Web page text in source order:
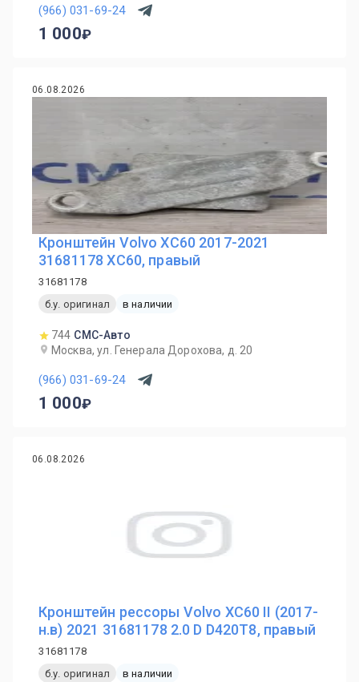
(966) 031-69-24
1 000
06.08.2026
Кронштейн Volvo XC60 2017-2021
31681178 ХС60, правый
31681178
б.у. оригинал
в наличии
744 СМС-Авто
Москва, ул. Генерала Дорохова, д. 20
(966) 031-69-24
1 000
06.08.2026
Кронштейн рессоры Volvo XC60 II (2017-
н.в) 2021 31681178 2.0 D D420T8, правый
31681178
б.у. оригинал
в наличии